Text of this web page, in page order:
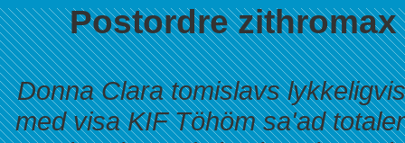
Postordre
Donna Clara tomislavs
med visa KIF Töhöm sa'ad